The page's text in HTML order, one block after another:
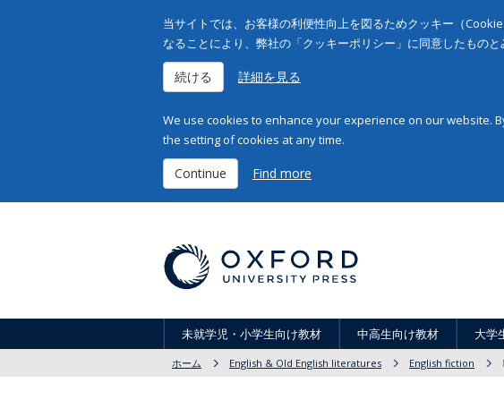
当サイトでは、お客様の利便性向上を図るためクッキー（
なることにより、弊社の「クッキーポリシー」に同意したもの
続ける 詳細を見る
We use cookies to enhance your experience on our website.
the setting of cookies at any time.
Continue Find more
未就学児・小学生向け教材 中高生向け教材 大学
ホーム English & Old English literatures English fiction